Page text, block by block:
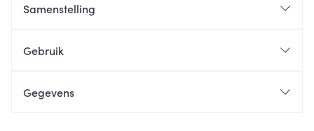
Samenstelling
Gebruik
Gegevens